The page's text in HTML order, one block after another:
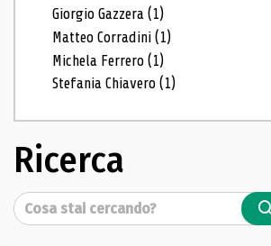
Giorgio Gazzera(1)
Matteo Corradini(1)
Michela Ferrero(1)
Stefania Chiavero(1)
Ricerca
Cerca